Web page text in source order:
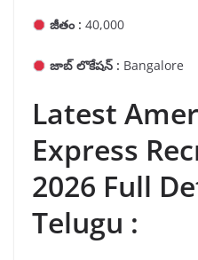
జీతం : 40,000
జాబ్ లొకేషన్ : Bangalore
Latest
Express
2026 Full
Telugu :